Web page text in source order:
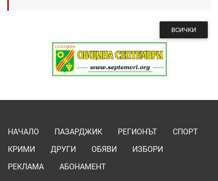
ВСИЧКИ
НАЧАЛО ПАЗАРДЖИК РЕГИОНЪТ
СПОРТ
КРИМИ
ДРУГИ ОБЯВИ
ИЗБОРИ
РЕКЛАМА
АБОНАМЕНТ